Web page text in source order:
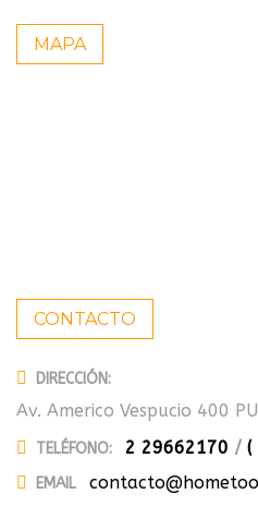
MAPA
CONTACTO
DIRECCIÓN:
Av. Americo Vespucio 400
TELÉFONO: 2 29662170 / (
EMAIL